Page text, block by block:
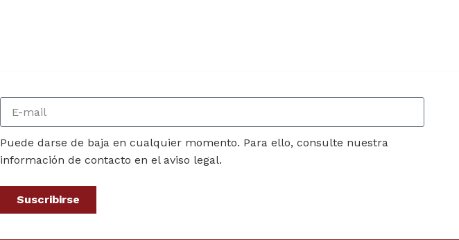
Puede darse de baja en cualquier momento. Para ello, consulte nuestra
información de contacto en el aviso legal.
Suscribirse